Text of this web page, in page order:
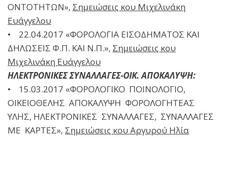
ΟΝΤΟΤΗΤΩΝ», Σημειώσεις κου Μιχελινάκη
Ευάγγελου
• 22.04.2017 «ΦΟΡΟΛΟΓΙΑ ΕΙΣΟΔΗΜΑΤΟΣ ΚΑΙ
ΔΗΛΩΣΕΙΣ Φ.Π. ΚΑΙ Ν.Π.», Σημειώσεις κου
Μιχελινάκη Ευάγγελου
ΗΛΕΚΤΡΟΝΙΚΕΣ ΣΥΝΑΛΛΑΓΕΣ-ΟΙΚ. ΑΠΟΚΑΛΥΨΗ:
• 15.03.2017 «ΦΟΡΟΛΟΓΙΚΟ ΠΟΙΝΟΛΟΓΙΟ,
ΟΙΚΕΙΟΘΕΛΗΣ ΑΠΟΚΑΛΥΨΗ ΦΟΡΟΛΟΓΗΤΕΑΣ
ΥΛΗΣ, ΗΛΕΚΤΡΟΝΙΚΕΣ ΣΥΝΑΛΛΑΓΕΣ, ΣΥΝΑΛΛΑΓΕΣ
ΜΕ ΚΑΡΤΕΣ», Σημειώσεις κου Αργυρού Ηλία